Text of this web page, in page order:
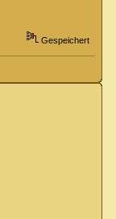
Gespeichert